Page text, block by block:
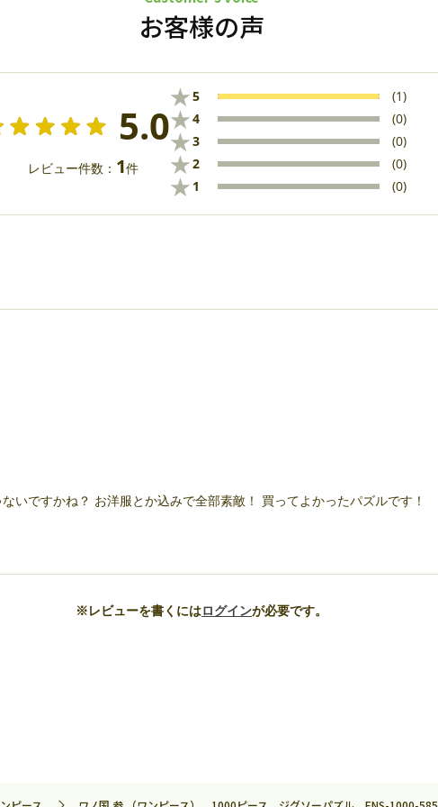
お客様の声
5.0
レビュー件数： 1件
★5 (1)
★4 (0)
★3 (0)
★2 (0)
★ 1 (0)
いですかね？ お洋服とか込みで全部素敵！ 買ってよかったパズルです！
※レビューを書くにはログインが必要です。